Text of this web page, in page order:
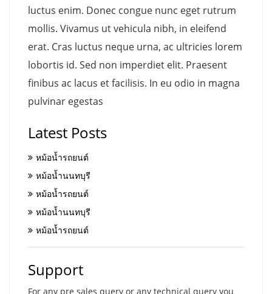
luctus enim. Donec congue nunc eget rutrum
mollis. Vivamus ut vehicula nibh, in eleifend
erat. Cras luctus neque urna, ac ultricies lorem
lobortis id. Sed non imperdiet elit. Praesent
finibus ac lacus et facilisis. In eu odio in magna
pulvinar egestas
Latest Posts
หม้อน้ำรถยนต์
หม้อน้ำนนทบุรี
หม้อน้ำรถยนต์
หม้อน้ำนนทบุรี
หม้อน้ำรถยนต์
Support
For any pre sales query or any technical query you